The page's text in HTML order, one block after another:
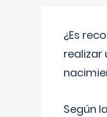
¿Es
realizar
Según